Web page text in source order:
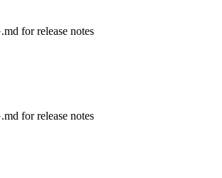
for release notes
for release notes